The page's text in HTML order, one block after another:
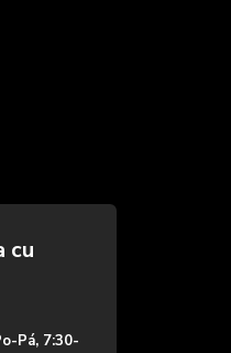
Pá, 7:30-